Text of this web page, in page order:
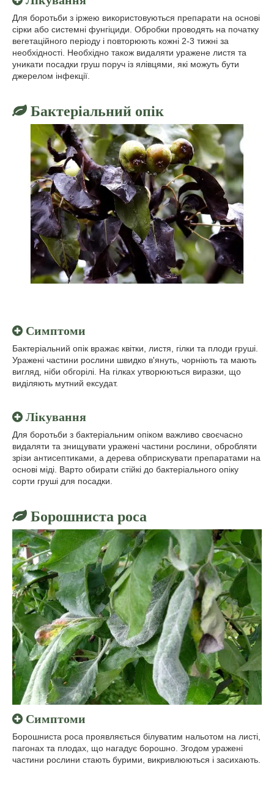
Для боротьби з іржею використовуються препарати на основі
сірки або системні фунгіциди. Обробки проводять на початку
вегетаційного періоду і повторюють кожні 2-3 тижні за
необхідності. Необхідно також видаляти уражене листя та
уникати посадки груш поруч із ялівцями, які можуть бути
джерелом інфекції.
Бактеріальний опік
Симптоми
Бактеріальний опік вражає квітки, листя, гілки та плоди груші.
Уражені частини рослини швидко в'януть, чорніють та мають
вигляд, ніби обгорілі. На гілках утворюються виразки, що
виділяють мутний ексудат.
Лікування
Для боротьби з бактеріальним опіком важливо своєчасно
видаляти та знищувати уражені частини рослини, обробляти
зрізи антисептиками, а дерева обприскувати препаратами на
основі міді. Варто обирати стійкі до бактеріального опіку
сорти груші для посадки.
Борошниста роса
Симптоми
Борошниста роса проявляється білуватим нальотом на листі,
пагонах та плодах, що нагадує борошно. Згодом уражені
частини рослини стають бурими, викривлюються і засихають.